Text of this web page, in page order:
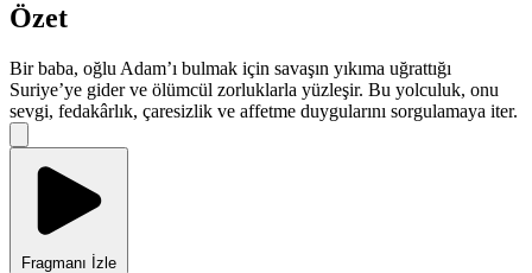
Özet
Bir baba, oğlu Adam’ı bulmak için savaşın yıkıma uğrattığı
Suriye’ye gider ve ölümcül zorluklarla yüzleşir. Bu yolculuk, onu
sevgi, fedakârlık, çaresizlik ve affetme duygularını sorgulamaya iter.
Fragmanı İzle